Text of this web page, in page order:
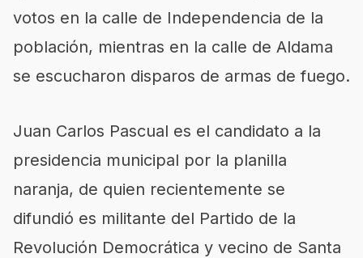
votos en la calle de Independencia de la
población, mientras en la calle de Aldama
se escucharon disparos de armas de fuego.
Juan Carlos Pascual es el candidato a la
presidencia municipal por la planilla
naranja, de quien recientemente se
difundió es militante del Partido de la
Revolución Democrática y vecino de Santa